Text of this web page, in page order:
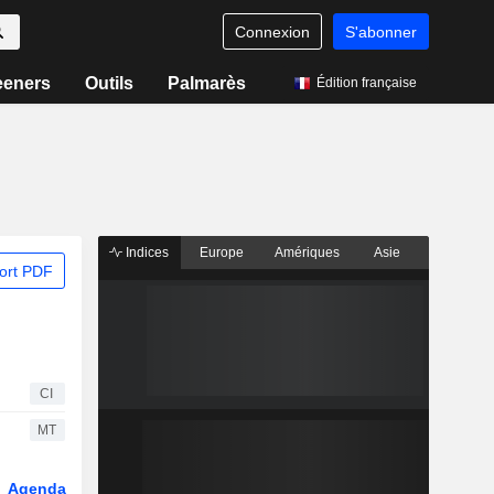
Connexion S'abonner
Outils Palmarès Édition française
PDF
CI
MT
Agenda
Indices Europe Amériques Asie